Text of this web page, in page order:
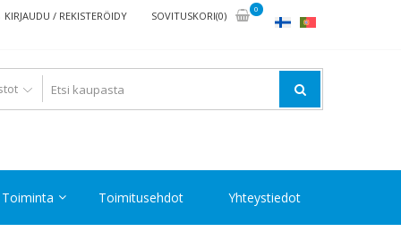
KIRJAUDU / REKISTERÖIDY SOVITUSKORI(0)
0
Toiminta Toimitusehdot Yhteystiedot